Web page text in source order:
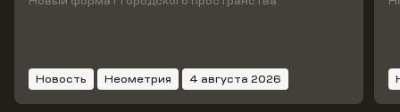
Новость Неометрия 4 августа 2026